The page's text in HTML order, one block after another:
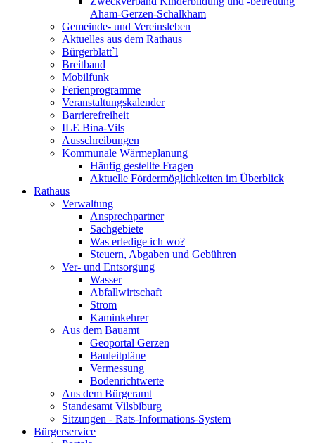
Aham-Gerzen-Schalkham
Gemeinde- und Vereinsleben
Aktuelles aus dem Rathaus
Bürgerblatt`l
Breitband
Mobilfunk
Ferienprogramme
Veranstaltungskalender
Barrierefreiheit
ILE Bina-Vils
Ausschreibungen
Kommunale Wärmeplanung
Häufig gestellte Fragen
Aktuelle Fördermöglichkeiten im Überblick
Rathaus
Verwaltung
Ansprechpartner
Sachgebiete
Was erledige ich wo?
Steuern, Abgaben und Gebühren
Ver- und Entsorgung
Wasser
Abfallwirtschaft
Strom
Kaminkehrer
Aus dem Bauamt
Geoportal Gerzen
Bauleitpläne
Vermessung
Bodenrichtwerte
Aus dem Bürgeramt
Standesamt Vilsbiburg
Sitzungen - Rats-Informations-System
Bürgerservice